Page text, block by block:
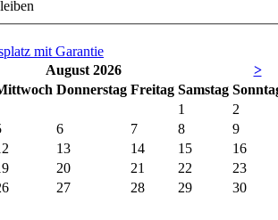
August 2026
>
ttwoch Donnerstag Freitag Samstag So
1
2
6 7 8
9
13 14 15
16
20 21 22
23
27 28 29
30